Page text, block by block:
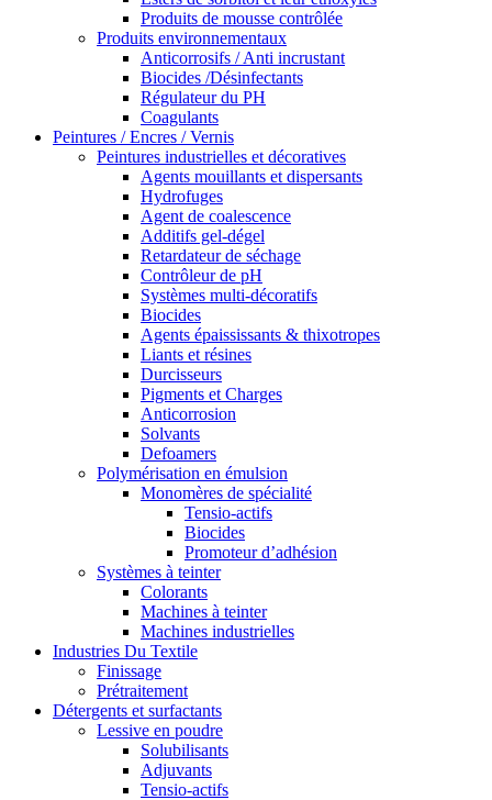
Produits de mousse contrôlée
Produits environnementaux
Anticorrosifs / Anti incrustant
Biocides /Désinfectants
Régulateur du PH
Coagulants
Peintures / Encres / Vernis
Peintures industrielles et décoratives
Agents mouillants et dispersants
Hydrofuges
Agent de coalescence
Additifs gel-dégel
Retardateur de séchage
Contrôleur de pH
Systèmes multi-décoratifs
Biocides
Agents épaississants & thixotropes
Liants et résines
Durcisseurs
Pigments et Charges
Anticorrosion
Solvants
Defoamers
Polymérisation en émulsion
Monomères de spécialité
Tensio-actifs
Biocides
Promoteur d’adhésion
Systèmes à teinter
Colorants
Machines à teinter
Machines industrielles
Industries Du Textile
Finissage
Prétraitement
Détergents et surfactants
Lessive en poudre
Solubilisants
Adjuvants
Tensio-actifs